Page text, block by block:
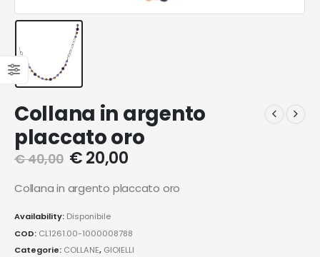
Collana in argento
placcato oro
€40,00 €20,00
Collana in argento placcato oro
Availability: Disponibile
COD: CL1261.00-1000008788
Categorie: COLLANE, GIOIELLI